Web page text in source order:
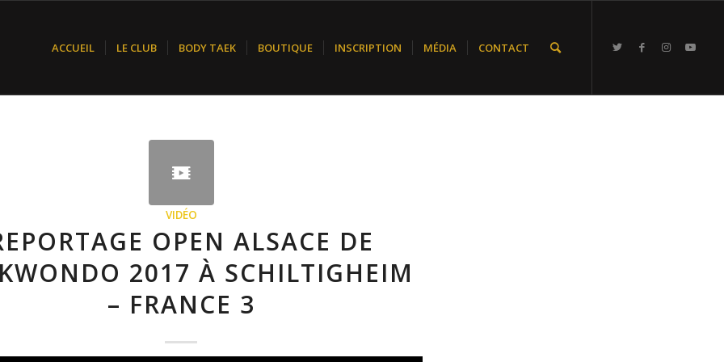
ACCUEIL LE CLUB BODY TAEK BOUTIQUE INSCRIPTION MÉDIA CONTACT
VIDÉO
OPEN ALSACE DE
2017 À SCHILTIGHEIM
– FRANCE 3